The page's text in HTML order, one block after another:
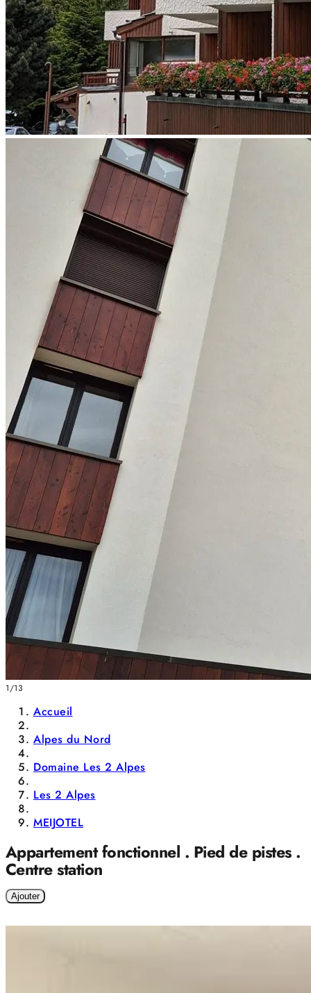
1/13
Accueil
Alpes du Nord
Domaine Les 2 Alpes
Les 2 Alpes
MEIJOTEL
Appartement fonctionnel . Pied de pistes .
Centre station
Ajouter